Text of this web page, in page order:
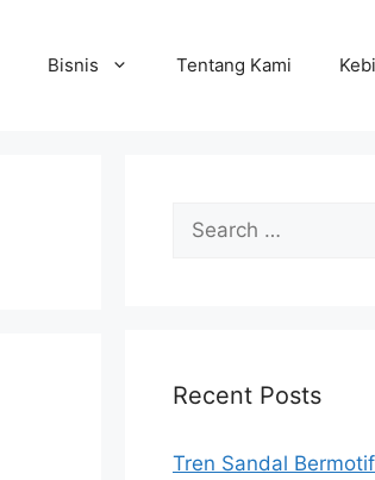
Bisnis Tentang Kami
Search
for:
Recent Posts
Tren Sandal